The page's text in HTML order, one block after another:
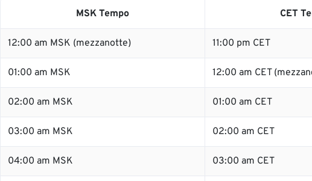
MSK Tempo CET
12:00 am MSK (mezzanotte) 11:00 pm CET
01:00 am MSK 12:00 am CET
02:00 am MSK 01:00 am CET
03:00 am MSK 02:00 am CET
04:00 am MSK 03:00 am CET